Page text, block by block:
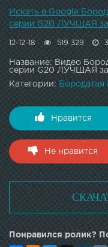
Искать в Google
серии G20 ЛУЧШАЯ за
12-12-18 519 329
Название: Видео
серии G20 ЛУЧШАЯ за
Категории: Бородатая
Нравится
Не нравится
Понравился ролик?